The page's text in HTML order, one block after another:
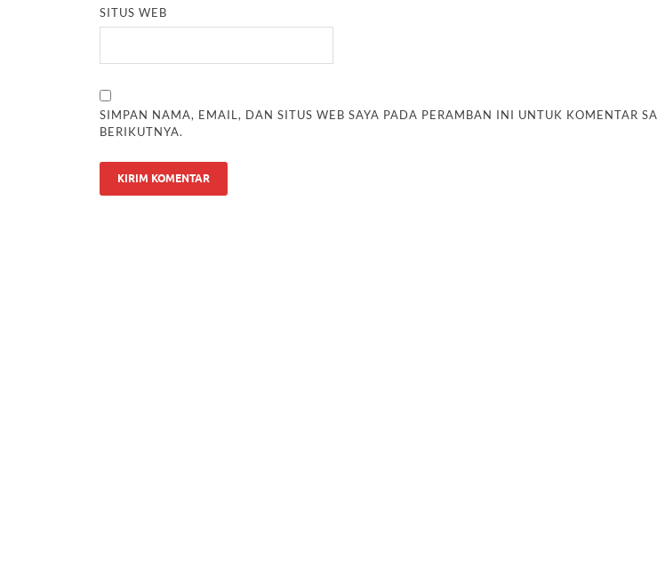
SITUS WEB
SIMPAN NAMA, EMAIL, DAN SITUS WEB SAYA PADA PERAMBAN INI UNTUK KOMENTAR
BERIKUTNYA.